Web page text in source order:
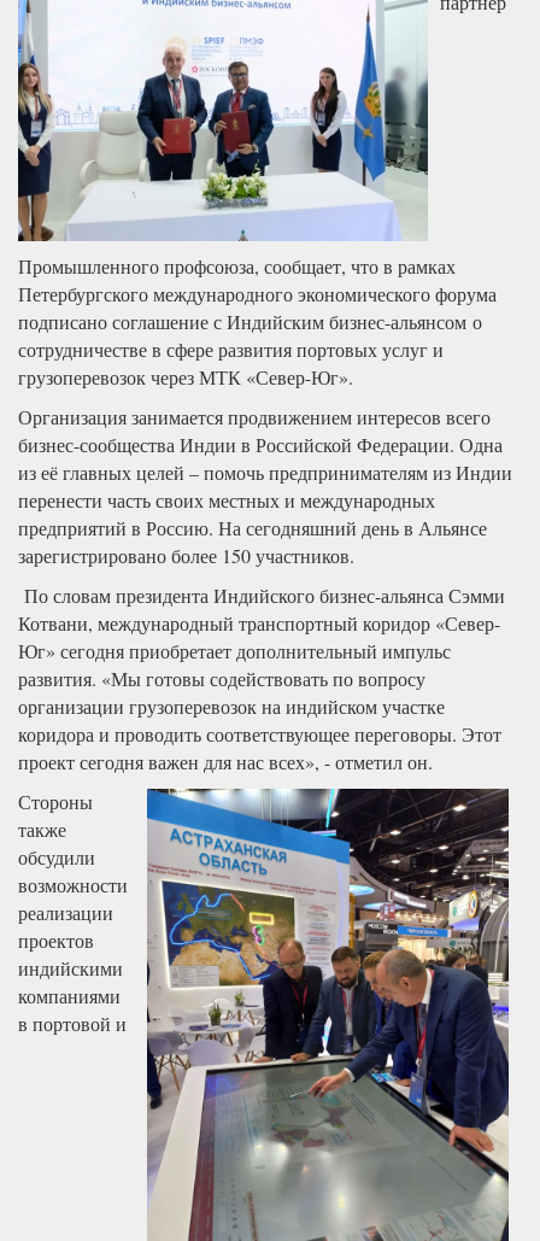
Промышленного профсоюза, сообщает, что в рамках
Петербургского международного экономического форума
подписано соглашение с Индийским бизнес-альянсом о
сотрудничестве в сфере развития портовых услуг и
грузоперевозок через МТК «Север-Юг».
Организация занимается продвижением интересов всего
бизнес-сообщества Индии в Российской Федерации. Одна
из её главных целей – помочь предпринимателям из Индии
перенести часть своих местных и международных
предприятий в Россию. На сегодняшний день в Альянсе
зарегистрировано более 150 участников.
По словам президента Индийского бизнес-альянса Сэмми
Котвани, международный транспортный коридор «Север-
Юг» сегодня приобретает дополнительный импульс
развития. «Мы готовы содействовать по вопросу
организации грузоперевозок на индийском участке
коридора и проводить соответствующее переговоры. Этот
проект сегодня важен для нас всех», - отметил он.
Стороны
также
обсудили
возможности
реализации
проектов
индийскими
компаниями
в портовой и